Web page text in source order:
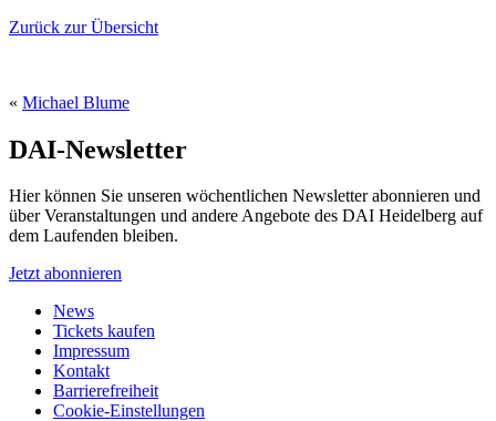
Zurück zur Übersicht
« Michael Blume
DAI-Newsletter
Hier können Sie unseren wöchentlichen Newsletter abonnieren und
über Veranstaltungen und andere Angebote des DAI Heidelberg auf
dem Laufenden bleiben.
Jetzt abonnieren
News
Tickets kaufen
Impressum
Kontakt
Barrierefreiheit
Cookie-Einstellungen